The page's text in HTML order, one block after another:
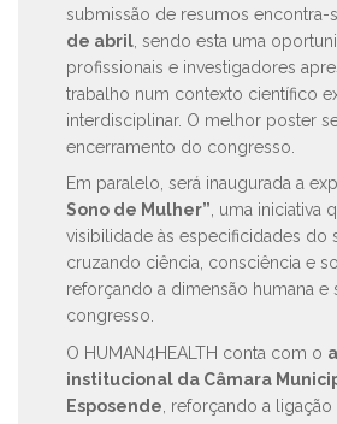
submissão de resumos encontra-
de abril , sendo esta uma
profissionais e investigadores
trabalho num contexto científico
interdisciplinar. O melhor poster
encerramento do congresso.
Em paralelo, será inaugurada a
Sono de Mulher”, uma iniciativa
visibilidade às especificidades do
cruzando ciência, consciência e
reforçando a dimensão humana e
congresso.
O HUMAN4HEALTH conta com o
institucional da Câmara
Esposende , reforçando a ligação